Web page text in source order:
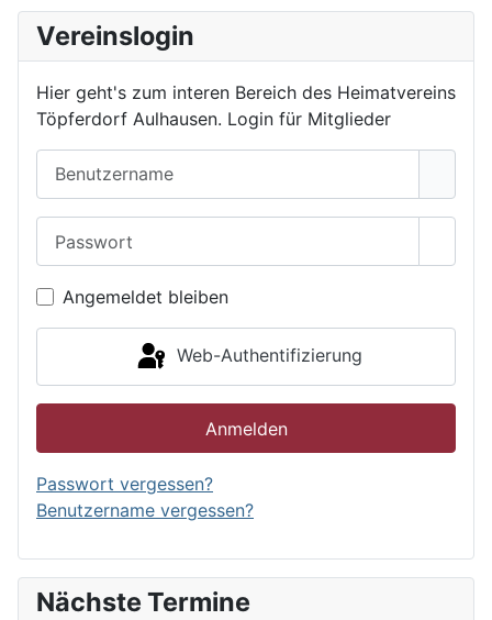
Vereinslogin
Hier geht's zum interen Bereich des Heimatvereins
Töpferdorf Aulhausen. Login für Mitglieder
Angemeldet bleiben
Web-Authentifizierung
Anmelden
Passwort vergessen?
Benutzername vergessen?
Nächste Termine